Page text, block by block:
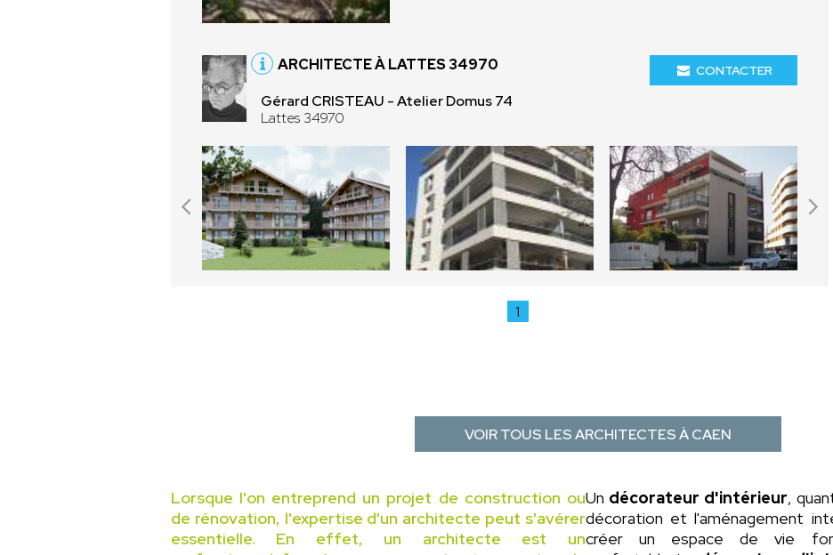
ARCHITECTE À LATTES 34970
Gérard CRISTEAU - Atelier Domus 74
Lattes 34970
CONTACTER
1
VOIR TOUS LES ARCHITECTES À CAEN
Lorsque l'on entreprend un projet de construction ou
de rénovation, l'expertise d'un architecte peut s'avérer
essentielle. En effet, un architecte est un
Un décorateur d'intérieur,
décoration et l'aménagement
créer un espace de vie